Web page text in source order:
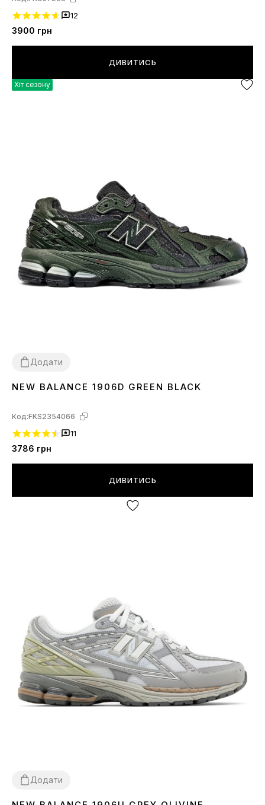
12
3900 грн
ДИВИТИСЬ
Хіт сезону
Додати
4142 44
NEW BALANCE 1906D GREEN BLACK
Код:FKS2354066
11
3786 грн
ДИВИТИСЬ
Додати